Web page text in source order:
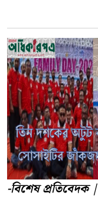
-বিশেষপ্রতিবেদক|